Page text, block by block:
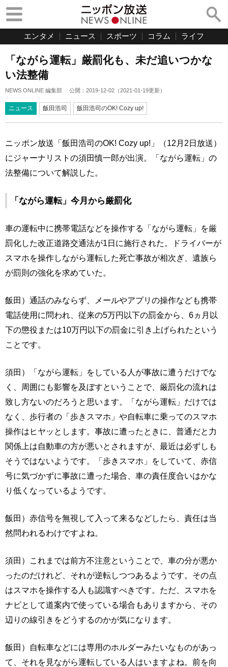
エンタメ ニュース スポーツ コラム ライフ
「ながら運転」厳罰化も、未だ追いつかな
い法整備
NEWS ONLINE 編集部 公開： 2019-12-02 （2021-01-19更新）
ニュース 飯田浩司 飯田浩司のOK! Cozy up!
ニッポン放送「飯田浩司のOK! Cozy up!」（12月2日放送）
にジャーナリストの須田慎一郎が出演。「ながら運転」の
法整備について解説した。
「ながら運転」今月から厳罰化
車の運転中に携帯電話などを操作する「ながら運転」を厳
罰化した改正道路交通法が1日に施行された。ドライバーが
スマホを操作しながら運転した死亡事故が相次ぎ、遺族ら
が罰則の強化を求めていた。
飯田）通話のみならず、メールやアプリの操作なども携帯
電話使用に問われ、従来の5万円以下の罰金から、6ヵ月以
下の懲役または10万円以下の罰金に引き上げられたという
ことです。
須田）「ながら運転」をしている人が事故に遭うだけでな
く、周囲にも影響を及ぼすということで、厳罰化の流れは
致し方ないのだろうと思います。「ながら運転」だけでは
なく、歩行者の「歩きスマホ」や自転車に乗ってのスマホ
操作はヒヤッとします。事故に遭ったときに、普通だと力
関係上は自動車の方が悪いとされますが、最近は必ずしも
そうではないようです。「歩きスマホ」をしていて、赤信
号に気づかずに事故に遭った場合、車の責任度合いはかな
り低くなっているようです。
飯田）赤信号を無視して入って来るなどしたら、責任は当
然問われるわけですよね。
須田）これまでは前方不注意ということで、車の分が悪か
ったのだけれど、それが逆転しつつあるようです。その点
はスマホを操作する人も認識すべきです。ただ、スマホを
ナビとして道案内で使っている場合もありますから、その
辺りの線引きをどうするのかが気になります。
飯田）自転車などには専用のホルダーみたいなものがあっ
て、それを見ながら運転している人はいますよね。前を向